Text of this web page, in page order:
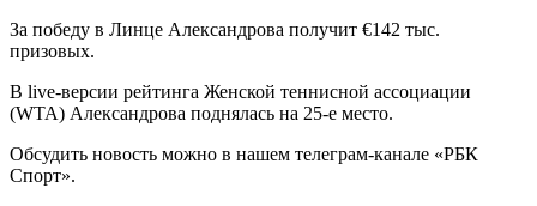
За победу в Линце Александрова получит €142 тыс.
призовых.
В live-версии рейтинга Женской теннисной ассоциации
(WTA) Александрова поднялась на 25-е место.
Обсудить новость можно в нашем телеграм-канале «РБК
Спорт».